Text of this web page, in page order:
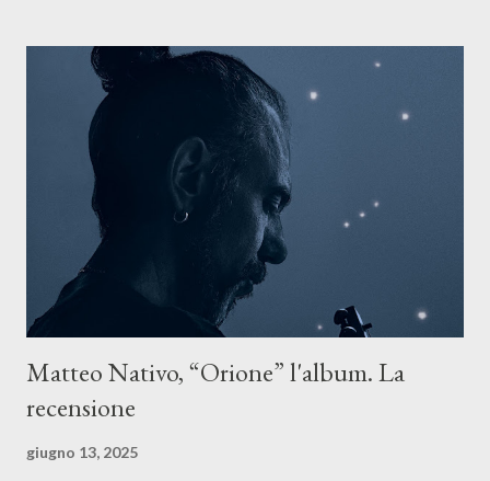
La canzone racconta la difficoltà di creare, e perfino di esistere,
sotto il peso della realtà. Ma lo fa cercando una via d’uscita, una
forma di assoluzione, nel vivere e nel suonare, nel trovare respiro
anche quando l’aria sembra farsi più densa. Il brano è anche una
dichiarazione d’intenti: Cico Messina apre il suo nuovo percorso
artistico con una composizi...
Matteo Nativo, “Orione” l'album. La
recensione
giugno 13, 2025